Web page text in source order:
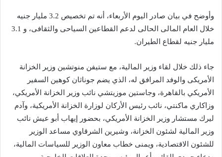
وأوضح في بيان صادر اليوم الأربعاء، أنه تم تخصيص 3.2 مليار جنيه
خلال العام المالى الحالى لدعم القطاعين السياحى والثقافى، و 3.1
مليار جنيه لقطاع الطيران.
جاء ذلك خلال لقاء وزير المالية، مع ستيفن منوتشين وزير الخزانة
الأمريكى والوفد المرافق له، الذي يضم جوناثان كوهين السفير
الأمريكي بالقاهرة، وجاستين موزيتشي نائب وزير الخزانة الأمريكي،
وزاكاري ماكنتي، نائب رئيس الأركان لوزارة الخزانة الأمريكية، وآدم
ليرك مستشار وزير الخزانة الأمريكي، بحضور إيهاب أبو عيش نائب
وزير المالية لشئون الخزانة، وشيرين الشرقاوي مساعد الوزير
للشئون الاقتصادية، ويمنى خطاب معاون الوزير للسياسات المالية،